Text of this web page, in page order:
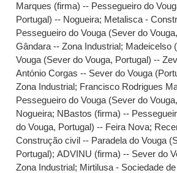
Marques (firma) -- Pessegueiro do
Portugal) -- Nogueira; Metalisca -
Pessegueiro do Vouga (Sever do
Gândara -- Zona Industrial; Madeicelso
Vouga (Sever do Vouga, Portugal) --
António Corgas -- Sever do Vouga
Zona Industrial; Francisco Rodrigues
Pessegueiro do Vouga (Sever do
Nogueira; NBastos (firma) --
do Vouga, Portugal) -- Feira Nova;
Construção civil -- Paradela do Vouga
Portugal);ADVINU (firma) -- Sever do
Zona Industrial; Mirtilusa - Sociedade